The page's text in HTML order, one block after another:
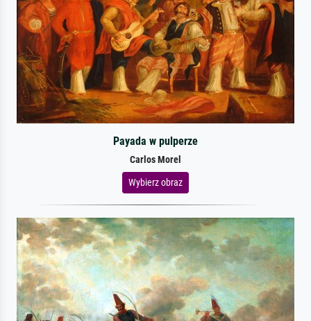
Payada w pulperze
Carlos Morel
Wybierz obraz